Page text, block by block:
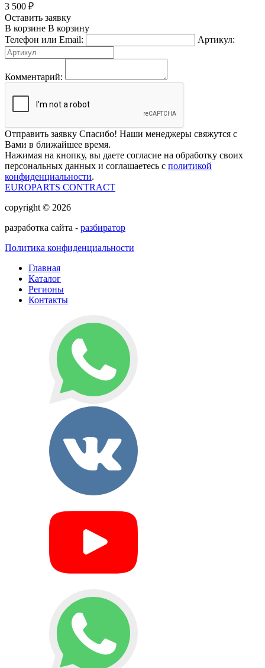
3 500 ₽
Оставить заявку
В корзине В корзину
Телефон или Email:
Артикул:
Комментарий:
Отправить заявку Спасибо! Наши менеджеры свяжутся с
Вами в ближайшее время.
Нажимая на кнопку, вы даете согласие на обработку своих
персональных данных и соглашаетесь с политикой
конфиденциальности.
EUROPARTS CONTRACT
copyright © 2026
разработка сайта - разбиратор
Политика конфиденциальности
Главная
Каталог
Регионы
Контакты